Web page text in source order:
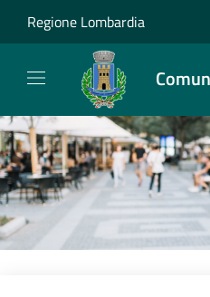
Regione Lombardia